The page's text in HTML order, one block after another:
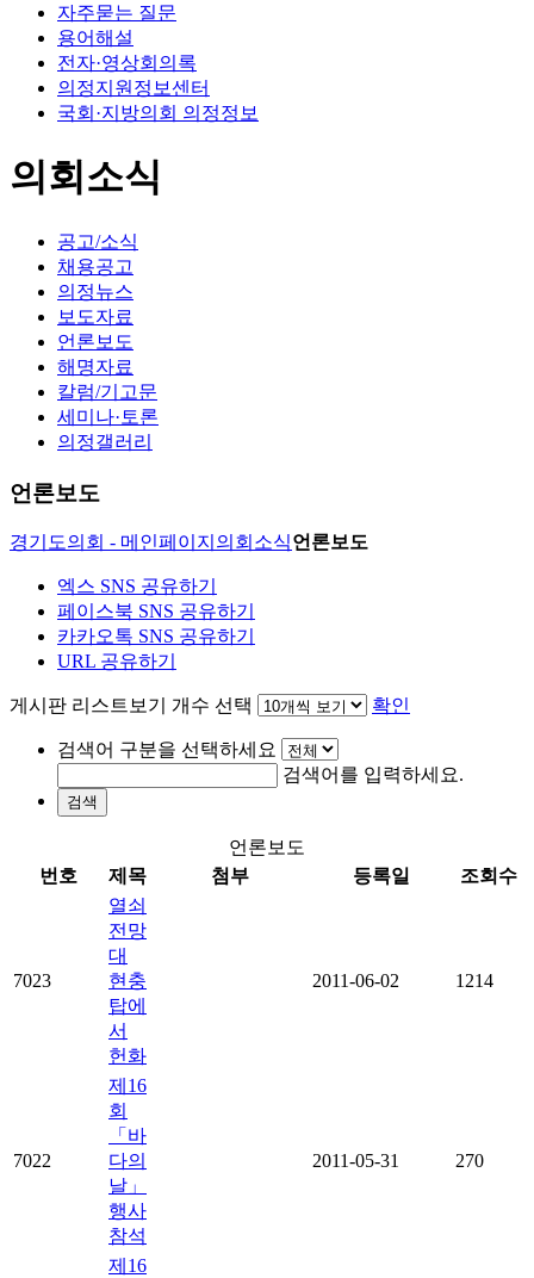
자주묻는 질문
용어해설
전자·영상회의록
의정지원정보센터
국회·지방의회 의정정보
의회소식
공고/소식
채용공고
의정뉴스
보도자료
언론보도
해명자료
칼럼/기고문
세미나·토론
의정갤러리
언론보도
경기도의회 - 메인페이지 의회소식언론보도
엑스 SNS 공유하기
페이스북 SNS 공유하기
카카오톡 SNS 공유하기
URL 공유하기
게시판 리스트보기 개수 선택 확인
검색어 구분을 선택하세요
검색어를 입력하세요.
검색
언론보도
번호
제목 첨부 등록일 조회수
7023
열쇠
전망
대
현충
탑에
서
헌화
2011-06-02 1214
7022
제16
회
「바
다의
날」
행사
참석
2011-05-31 270
제16